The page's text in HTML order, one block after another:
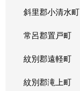
斜里郡小清水町
常呂郡置戸町
紋別郡遠軽町
紋別郡滝上町